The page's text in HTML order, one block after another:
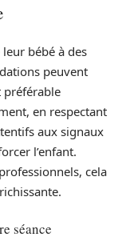
bébé à des
peuvent
préférable
en respectant
aux signaux
l’enfant.
cela
séance